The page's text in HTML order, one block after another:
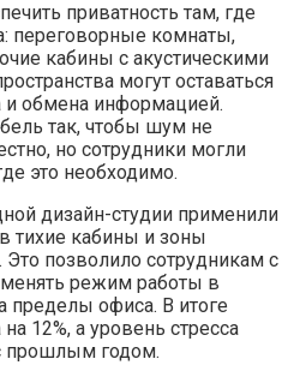
приватность там, где
переговорные комнаты,
кабины с акустическими
могут оставаться
обмена информацией.
так, чтобы шум не
но сотрудники могли
это необходимо.
дизайн-студии применили
тихие кабины и зоны
Это позволило сотрудникам с
режим работы в
пределы офиса. В итоге
12%, а уровень стресса
прошлым годом.